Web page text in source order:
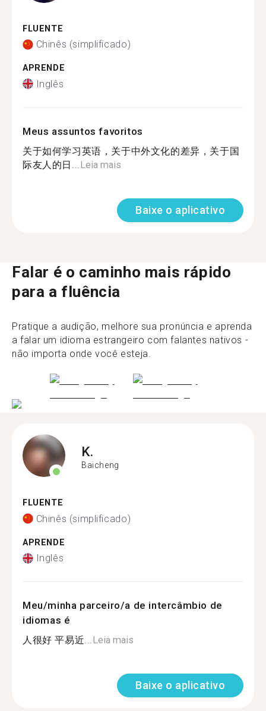
FLUENTE
Chinês (simplificado)
APRENDE
Inglês
Meus assuntos favoritos
关于如何学习英语，关于中外文化的差异，关于国
际友人的日... Leia mais
Baixe o aplicativo
Falar é o caminho mais rápido
para a fluência
Pratique a audição, melhore sua pronúncia e aprenda
a falar um idioma estrangeiro com falantes nativos -
não importa onde você esteja.
K.
Baicheng
FLUENTE
Chinês (simplificado)
APRENDE
Inglês
Meu/minha parceiro/a de intercâmbio de
idiomas é
人很好 平易近...Leia mais
Baixe o aplicativo